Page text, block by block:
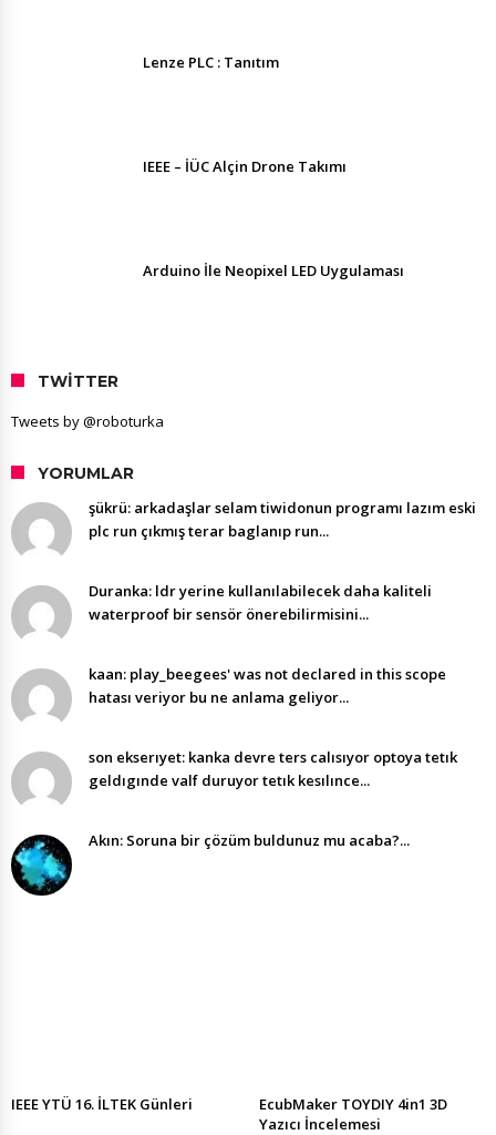
Lenze PLC : Tanıtım
IEEE – İÜC Alçin Drone Takımı
Arduino İle Neopixel LED Uygulaması
TWITTER
Tweets by @roboturka
YORUMLAR
şükrü: arkadaşlar selam tiwidonun programı lazım eski
plc run çıkmış terar baglanıp run...
Duranka: ldr yerine kullanılabilecek daha kaliteli
waterproof bir sensör önerebilirmisini...
kaan: play_beegees' was not declared in this scope
hatası veriyor bu ne anlama geliyor...
son ekserıyet: kanka devre ters calısıyor optoya tetık
geldıgınde valf duruyor tetık kesılınce...
Akın: Soruna bir çözüm buldunuz mu acaba?...
IEEE YTÜ 16. İLTEK Günleri
EcubMaker TOYDIY 4in1 3D
Yazıcı İncelemesi